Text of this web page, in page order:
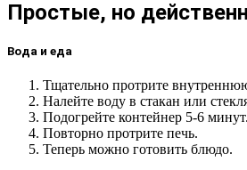
Простые, но
Вода и еда
Тщательно протрите
Налейте воду в стакан или
Подогрейте контейнер 5-6 минут.
Повторно протрите печь.
Теперь можно готовить блюдо.